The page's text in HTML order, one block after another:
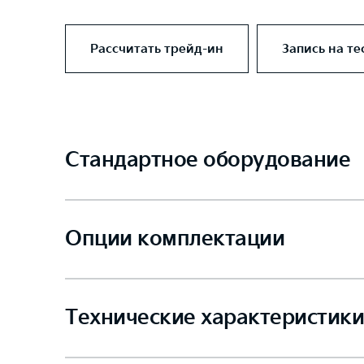
Рассчитать трейд-ин Запись на
Стандартное оборудование
Опции комплектации
Технические характеристики